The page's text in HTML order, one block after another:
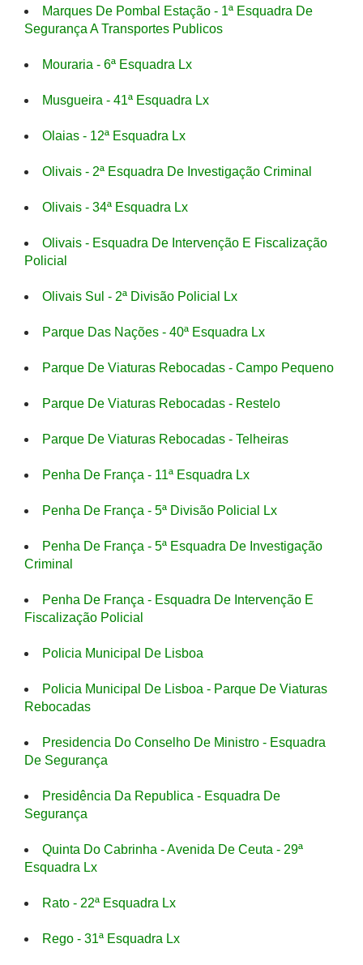
Marques De Pombal Estação - 1ª Esquadra De
Segurança A Transportes Publicos
Mouraria - 6ª Esquadra Lx
Musgueira - 41ª Esquadra Lx
Olaias - 12ª Esquadra Lx
Olivais - 2ª Esquadra De Investigação Criminal
Olivais - 34ª Esquadra Lx
Olivais - Esquadra De Intervenção E Fiscalização
Policial
Olivais Sul - 2ª Divisão Policial Lx
Parque Das Nações - 40ª Esquadra Lx
Parque De Viaturas Rebocadas - Campo Pequeno
Parque De Viaturas Rebocadas - Restelo
Parque De Viaturas Rebocadas - Telheiras
Penha De França - 11ª Esquadra Lx
Penha De França - 5ª Divisão Policial Lx
Penha De França - 5ª Esquadra De Investigação
Criminal
Penha De França - Esquadra De Intervenção E
Fiscalização Policial
Policia Municipal De Lisboa
Policia Municipal De Lisboa - Parque De Viaturas
Rebocadas
Presidencia Do Conselho De Ministro - Esquadra
De Segurança
Presidência Da Republica - Esquadra De
Segurança
Quinta Do Cabrinha - Avenida De Ceuta - 29ª
Esquadra Lx
Rato - 22ª Esquadra Lx
Rego - 31ª Esquadra Lx